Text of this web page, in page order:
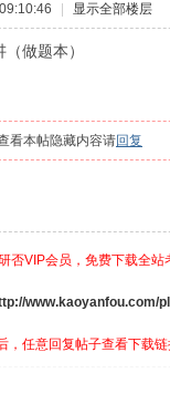
显示全部楼层
做题本）
看本帖隐藏内容请回复
否VIP会员，免费下载全站
www.kaoyanfou.com/
，任意回复帖子查看下载